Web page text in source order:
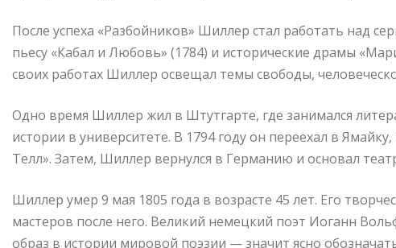
После успеха «Разбойников» Шиллер стал работать над
пьесу «Кабал и Любовь» (1784) и исторические драмы
своих работах Шиллер освещал темы свободы,
Одно время Шиллер жил в Штутгарте, где занимался
истории в университете. В 1794 году он переехал в
Телл». Затем, Шиллер вернулся в Германию и основал
Шиллер умер 9 мая 1805 года в возрасте 45 лет. Его
мастеров после него. Великий немецкий поэт Иоганн
образ в истории мировой поэзии — значит ясно